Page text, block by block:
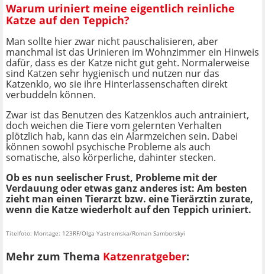
Warum uriniert meine eigentlich reinliche
Katze auf den Teppich?
Man sollte hier zwar nicht pauschalisieren, aber
manchmal ist das Urinieren im Wohnzimmer ein Hinweis
dafür, dass es der Katze nicht gut geht. Normalerweise
sind Katzen sehr hygienisch und nutzen nur das
Katzenklo, wo sie ihre Hinterlassenschaften direkt
verbuddeln können.
Zwar ist das Benutzen des Katzenklos auch antrainiert,
doch weichen die Tiere vom gelernten Verhalten
plötzlich hab, kann das ein Alarmzeichen sein. Dabei
können sowohl psychische Probleme als auch
somatische, also körperliche, dahinter stecken.
Ob es nun seelischer Frust, Probleme mit der
Verdauung oder etwas ganz anderes ist: Am besten
zieht man einen Tierarzt bzw. eine Tierärztin zurate,
wenn die Katze wiederholt auf den Teppich uriniert.
Titelfoto: Montage: 123RF/Olga Yastremska/Roman Samborskyi
Mehr zum Thema Katzenratgeber: